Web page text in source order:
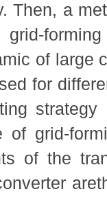
Then, a
of large
for
of grid-
of the